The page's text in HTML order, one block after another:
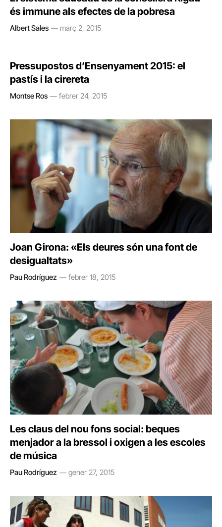
és immune als efectes de la pobresa
Albert Sales març 2, 2015
Pressupostos d’Ensenyament 2015: el
pastís i la cirereta
Montse Ros febrer 24, 2015
Joan Girona: «Els deures són una font de
desigualtats»
Pau Rodríguez febrer 18, 2015
Les claus del nou fons social: beques
menjador a la bressol i oxigen a les escoles
de música
Pau Rodríguez gener 27, 2015